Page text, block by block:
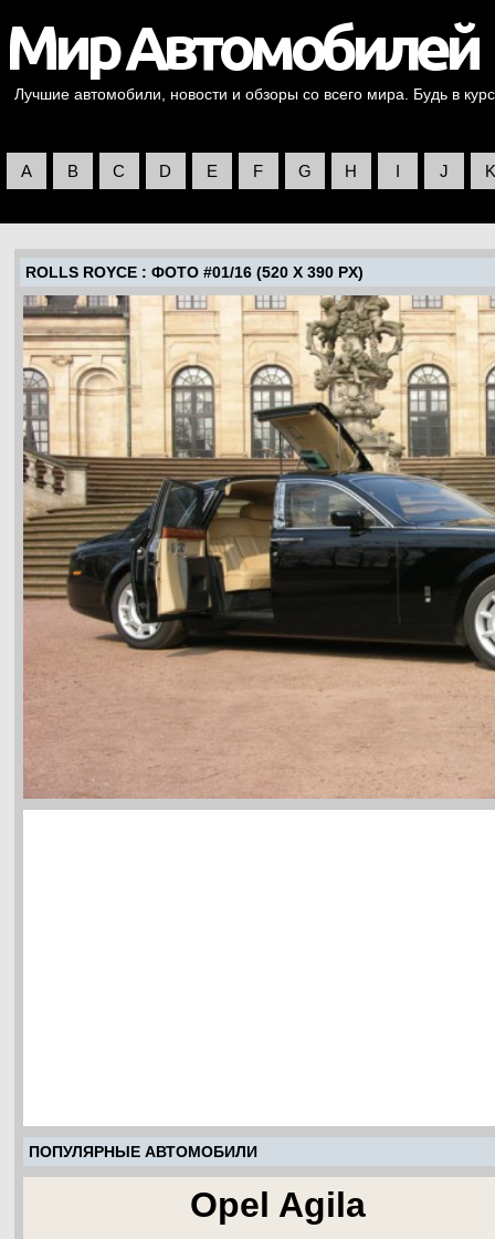
Лучшие автомобили, новости и обзоры со всего мира. Будь в
A B C D E F G H I J K
ROLLS ROYCE : ФОТО #01/16 (520 X 390 PX)
ПОПУЛЯРНЫЕ АВТОМОБИЛИ
Opel Agila